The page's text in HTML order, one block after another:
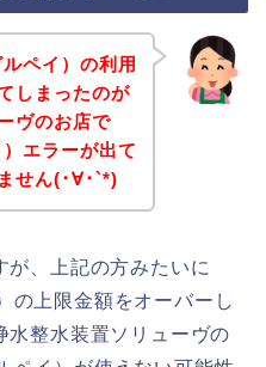
ペイ）の利用
しまったのが
ヴのお店で
エラーが出て
せん(･∀･`*)
が、上記の方みたいに
の上限金額をオーバーし
水整水装置ソリューヴの